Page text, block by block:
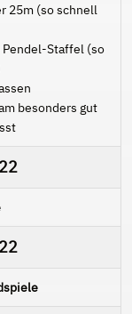
25m (so schnell
Staffel (so
besonders gut